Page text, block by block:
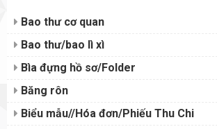
Bao thư cơ quan
Bao thư/bao lì xì
Bìa đựng hồ sơ/Folder
Băng rôn
Biểu mẫu//Hóa đơn/Phiếu Thu Chi